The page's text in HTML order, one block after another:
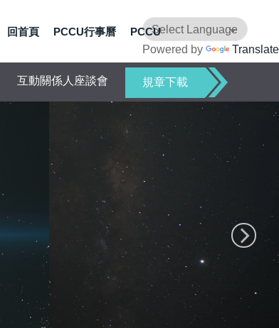
Powered by Translate
回首頁 PCCU行事曆 PCCU
互動關係人座談會 規章下載